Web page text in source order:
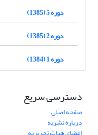
دوره 5 (1385)
دوره 2 (1385)
دوره 1 (1384)
دسترسی سریع
صفحه اصلی
درباره نشریه